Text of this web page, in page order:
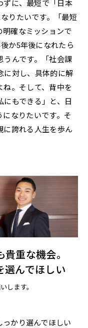
ずに、最短で「日本
りたいです。「最短
確なミッションで
か5年後になれたら
うんです。「社会課
に対し、具体的に解
。そして、背中を
もできる」と、日
なりたいです。そ
に誇れる人生を歩ん
重な機会。
選んでほしい
します。
かり選んでほしい